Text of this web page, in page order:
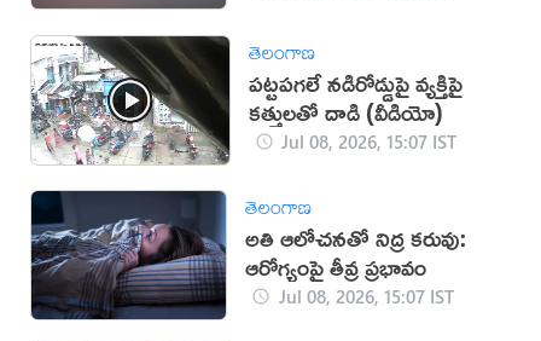
తెలంగాణ
పట్టపగలే నడిరోడ్డుపై వ్యక్తిపై
కత్తులతో దాడి (వీడియో)
Jul 08, 2026, 15:07 IST
తెలంగాణ
అతి ఆలోచనతో నిద్ర కరువు:
ఆరోగ్యంపై తీవ్ర ప్రభావం
Jul 08, 2026, 15:07 IST